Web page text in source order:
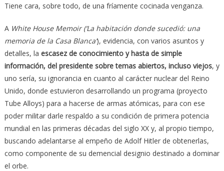
Tiene cara, sobre todo, de una fríamente cocinada venganza.
A White House Memoir (‘La habitación donde sucedió: una
memoria de la Casa Blanca’), evidencia, con varios asuntos y
detalles, la escasez de conocimiento y hasta de simple
información, del presidente sobre temas abiertos, incluso viejos, y
uno sería, su ignorancia en cuanto al carácter nuclear del Reino
Unido, donde estuvieron desarrollando un programa (proyecto
Tube Alloys) para a hacerse de armas atómicas, para con ese
poder militar darle respaldo a su condición de primera potencia
mundial en las primeras décadas del siglo XX y, al propio tiempo,
buscando adelantarse al empeño de Adolf Hitler de obtenerlas,
como componente de su demencial designio destinado a dominar
el orbe.